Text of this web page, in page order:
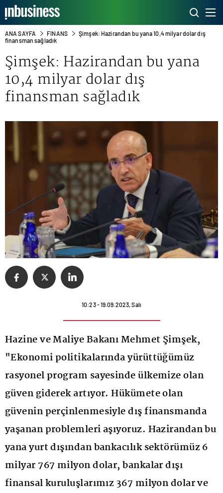
ANA SAYFA FINANS
Şimşek: Hazirandan bu yana 10,4 milyar dolar dış
finansman sağladık
Şimşek: Hazirandan bu yana
10,4 milyar dolar dış
finansman sağladık
10:23 - 19.09.2023, Salı
Hazine ve Maliye Bakanı Mehmet Şimşek,
"Ekonomi politikalarında yürüttüğümüz
rasyonel program sayesinde ülkemize olan
güven giderek artıyor. Hükümete olan
güvenin perçinlenmesiyle dış finansmanda
yaşanan problemleri aşıyoruz. Hazirandan bu
yana yurt dışından bankacılık sektörümüz 6
milyar 767 milyon dolar, bankalar dışı
finansal kuruluşlarımız 367 milyon dolar ve